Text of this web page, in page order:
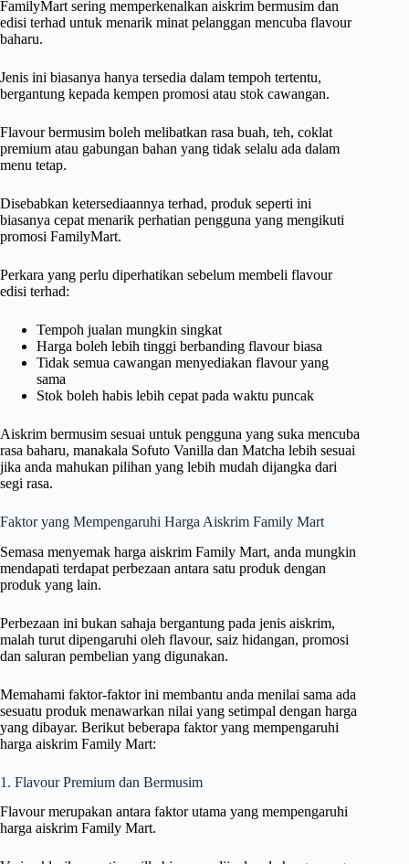
FamilyMart sering memperkenalkan aiskrim bermusim dan
edisi terhad untuk menarik minat pelanggan mencuba flavour
baharu.
Jenis ini biasanya hanya tersedia dalam tempoh tertentu,
bergantung kepada kempen promosi atau stok cawangan.
Flavour bermusim boleh melibatkan rasa buah, teh, coklat
premium atau gabungan bahan yang tidak selalu ada dalam
menu tetap.
Disebabkan ketersediaannya terhad, produk seperti ini
biasanya cepat menarik perhatian pengguna yang mengikuti
promosi FamilyMart.
Perkara yang perlu diperhatikan sebelum membeli flavour
edisi terhad:
Tempoh jualan mungkin singkat
Harga boleh lebih tinggi berbanding flavour biasa
Tidak semua cawangan menyediakan flavour yang
sama
Stok boleh habis lebih cepat pada waktu puncak
Aiskrim bermusim sesuai untuk pengguna yang suka mencuba
rasa baharu, manakala Sofuto Vanilla dan Matcha lebih sesuai
jika anda mahukan pilihan yang lebih mudah dijangka dari
segi rasa.
Faktor yang Mempengaruhi Harga Aiskrim Family Mart
Semasa menyemak harga aiskrim Family Mart, anda mungkin
mendapati terdapat perbezaan antara satu produk dengan
produk yang lain.
Perbezaan ini bukan sahaja bergantung pada jenis aiskrim,
malah turut dipengaruhi oleh flavour, saiz hidangan, promosi
dan saluran pembelian yang digunakan.
Memahami faktor-faktor ini membantu anda menilai sama ada
sesuatu produk menawarkan nilai yang setimpal dengan harga
yang dibayar. Berikut beberapa faktor yang mempengaruhi
harga aiskrim Family Mart:
1. Flavour Premium dan Bermusim
Flavour merupakan antara faktor utama yang mempengaruhi
harga aiskrim Family Mart.